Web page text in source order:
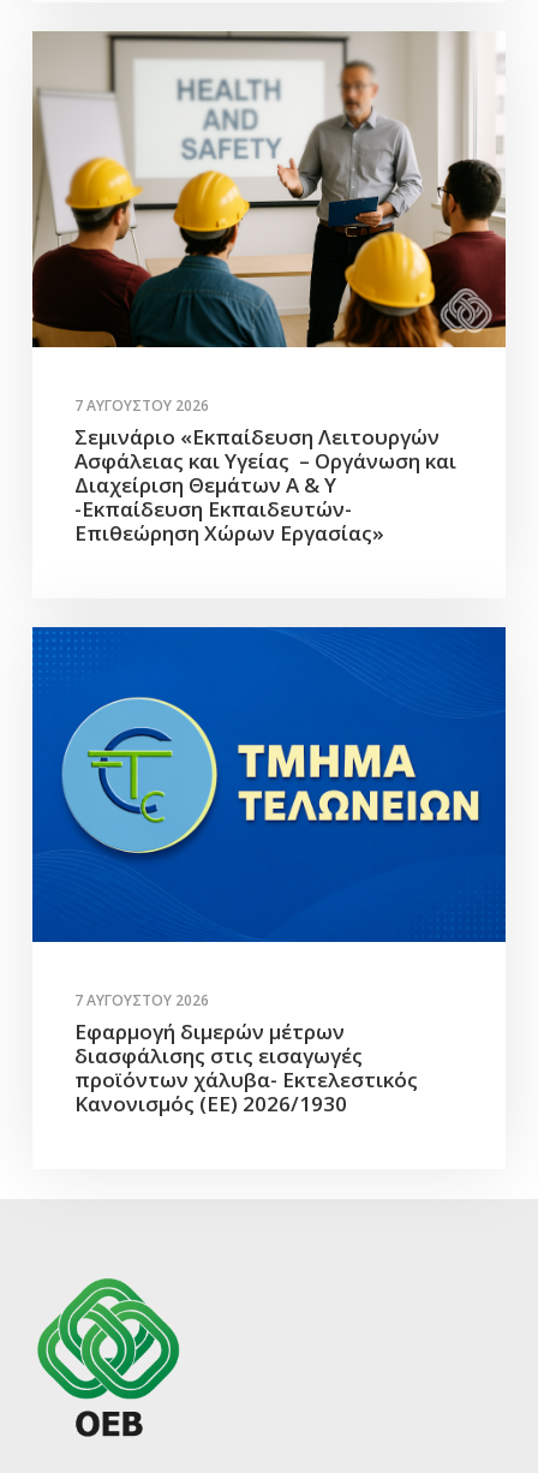
7 ΑΥΓΟΎΣΤΟΥ 2026
Σεμινάριο «Εκπαίδευση Λειτουργών
Ασφάλειας και Υγείας – Οργάνωση και
Διαχείριση Θεμάτων Α & Υ
-Εκπαίδευση Εκπαιδευτών-
Επιθεώρηση Χώρων Εργασίας»
7 ΑΥΓΟΎΣΤΟΥ 2026
Εφαρμογή διμερών μέτρων
διασφάλισης στις εισαγωγές
προϊόντων χάλυβα- Εκτελεστικός
Κανονισμός (ΕΕ) 2026/1930